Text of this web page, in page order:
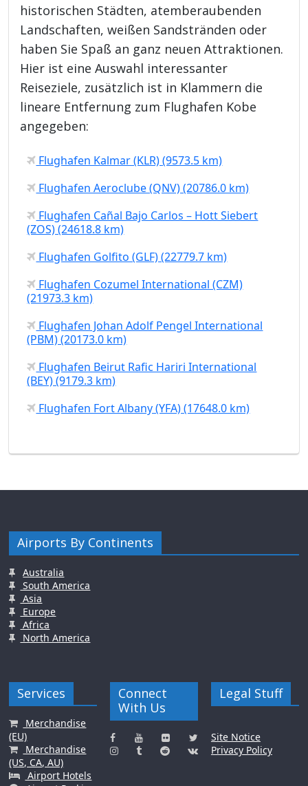
historischen Städten, atemberaubenden
Landschaften, weißen Sandstränden oder
haben Sie Spaß an ganz neuen Attraktionen.
Hier ist eine Auswahl interessanter
Reiseziele, zusätzlich ist in Klammern die
lineare Entfernung zum Flughafen Kobe
angegeben:
Flughafen Kalmar (KLR) (9573.5 km)
Flughafen Aeroclube (QNV) (20786.0 km)
Flughafen Cañal Bajo Carlos – Hott Siebert
(ZOS) (24618.8 km)
Flughafen Golfito (GLF) (22779.7 km)
Flughafen Cozumel International (CZM)
(21973.3 km)
Flughafen Johan Adolf Pengel International
(PBM) (20173.0 km)
Flughafen Beirut Rafic Hariri International
(BEY) (9179.3 km)
Flughafen Fort Albany (YFA) (17648.0 km)
Airports By Continents
Australia
South America
Asia
Europe
Africa
North America
Services
Merchandise
(EU)
Merchandise
(US, CA, AU)
Airport Hotels
Connect
With Us
Legal Stuff
Site Notice
Privacy Policy